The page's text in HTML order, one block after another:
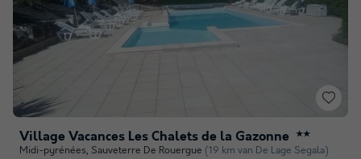
Village Vacances Les Chalets de la Gazonne ★★
Midi-pyrénées, Sauveterre De Rouergue (19 km van De Lage Segala)